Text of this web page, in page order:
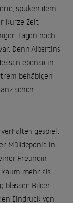
spuken dem
kurze Zeit
Tagen noch
Denn Albertins
ebenso in
behäbigen
schön
verhalten gespielt
Mülldeponie in
Freundin
kaum mehr als
blassen Bilder
Eindruck von